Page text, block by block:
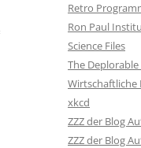
Retro
Ron Paul
Science Files
The Deplorable
Wirtschaftliche
xkcd
ZZZ der Blog
ZZZ der Blog